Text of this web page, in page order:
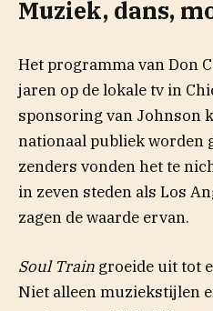
Muziek, dans,
Het programma van Don
jaren op de lokale tv in
sponsoring van Johnson
nationaal publiek worden
zenders vonden het te
in zeven steden als Los
zagen de waarde ervan.
Soul Train groeide uit tot
Niet alleen muziekstijlen